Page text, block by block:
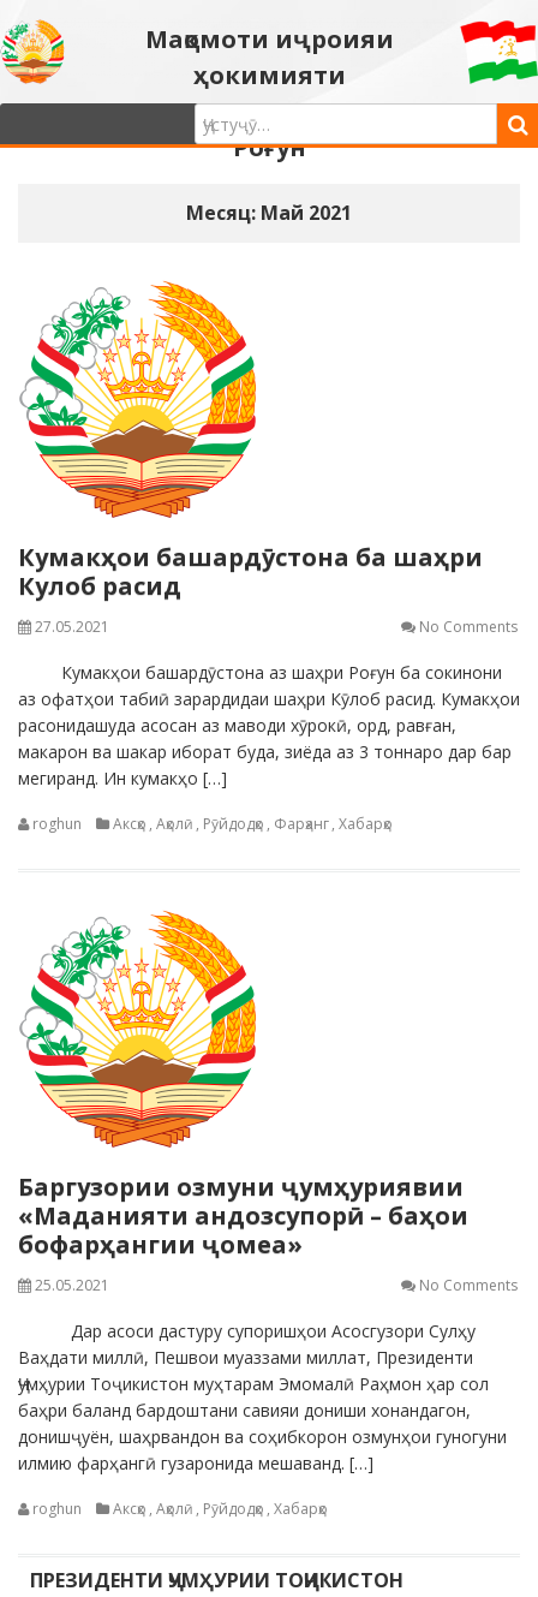
Мақомоти иҷроияи
ҳокимияти
давлатии шаҳри
Роғун
Месяц: Май 2021
Кумакҳои башардӯстона ба шаҳри
Кулоб расид
27.05.2021 No Comments
Кумакҳои башардӯстона аз шаҳри Роғун ба сокинони
аз офатҳои табиӣ зарардидаи шаҳри Кӯлоб расид. Кумакҳои
расонидашуда асосан аз маводи хӯрокӣ, орд, равған,
макарон ва шакар иборат буда, зиёда аз 3 тоннаро дар бар
мегиранд. Ин кумакҳо […]
roghun Аксҳо , Аҳолӣ , Рӯйдодҳо , Фарҳанг, Хабарҳо
Баргузории озмуни ҷумҳуриявии
«Маданияти андозсупорӣ – баҳои
бофарҳангии ҷомеа»
25.05.2021 No Comments
Дар асоси дастуру супоришҳои Асосгузори Сулҳу
Ваҳдати миллӣ, Пешвои муаззами миллат, Президенти
Ҷумҳурии Тоҷикистон муҳтарам Эмомалӣ Раҳмон ҳар сол
баҳри баланд бардоштани савияи дониши хонандагон,
донишҷуён, шаҳрвандон ва соҳибкорон озмунҳои гуногуни
илмию фарҳангӣ гузаронида мешаванд. […]
roghun Аксҳо , Аҳолӣ , Рӯйдодҳо , Хабарҳо
ПРЕЗИДЕНТИ ҶУМҲУРИИ ТОҶИКИСТОН